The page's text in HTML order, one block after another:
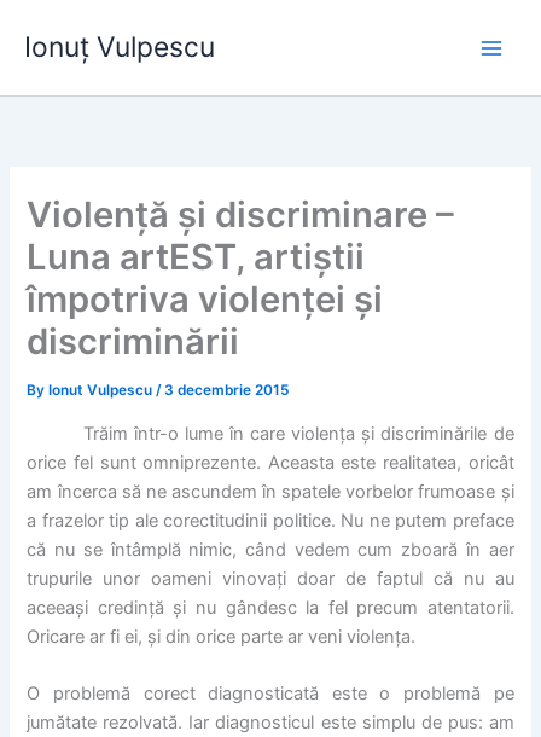
Ionuț Vulpescu
Violență și discriminare –
Luna artEST, artiștii
împotriva violenței și
discriminării
By Ionut Vulpescu/3 decembrie 2015
Trăim într-o lume în care violența și discriminările de
orice fel sunt omniprezente. Aceasta este realitatea, oricât
am încerca să ne ascundem în spatele vorbelor frumoase și
a frazelor tip ale corectitudinii politice. Nu ne putem preface
că nu se întâmplă nimic, când vedem cum zboară în aer
trupurile unor oameni vinovați doar de faptul că nu au
aceeași credință și nu gândesc la fel precum atentatorii.
Oricare ar fi ei, și din orice parte ar veni violența.
O problemă corect diagnosticată este o problemă pe
jumătate rezolvată. Iar diagnosticul este simplu de pus: am